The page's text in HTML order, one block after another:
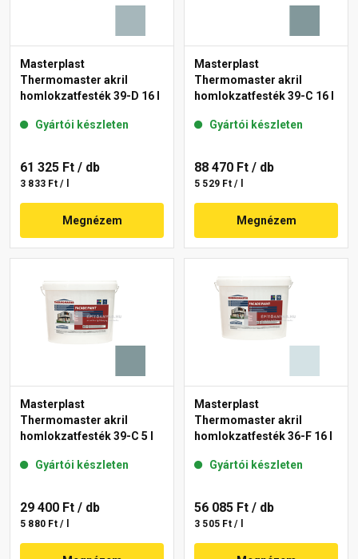
Masterplast
Thermomaster akril
homlokzatfesték 39-D 16 l
Gyártói készleten
61 325 Ft / db
3 833 Ft / l
Megnézem
Masterplast
Thermomaster akril
homlokzatfesték 39-C 16 l
Gyártói készleten
88 470 Ft / db
5 529 Ft / l
Megnézem
Masterplast
Thermomaster akril
homlokzatfesték 39-C 5 l
Gyártói készleten
29 400 Ft / db
5 880 Ft / l
Masterplast
Thermomaster akril
homlokzatfesték 36-F 16 l
Gyártói készleten
56 085 Ft / db
3 505 Ft / l